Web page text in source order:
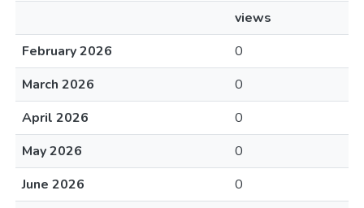
views
February 2026
0
March 2026
0
April 2026
0
May 2026
0
June 2026
0